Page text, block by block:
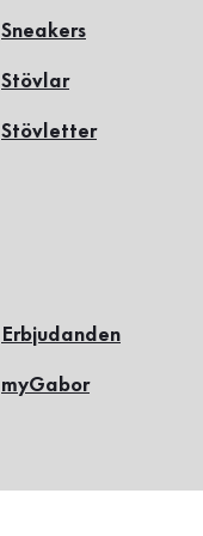
Sneakers
Stövlar
Stövletter
Erbjudanden
myGabor